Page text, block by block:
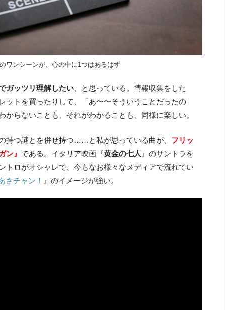
ワンシーンが、心の中に1つはあるはず
ガッツリ理解したい 、と思っている。情報収集をした
ットを買ったりして、「あ〜〜そういうことだったの
らないことも、それがわかることも、同様に楽しい。
持つ謎とを併せ持つ……と私が思っている曲が、 フリッ
ン』 である。イタリア映画『黄金の七人 』のサントラを
トロがオシャレで、今もなお様々なメディアで流れてい
さチャン！ 』のイメージが強い。